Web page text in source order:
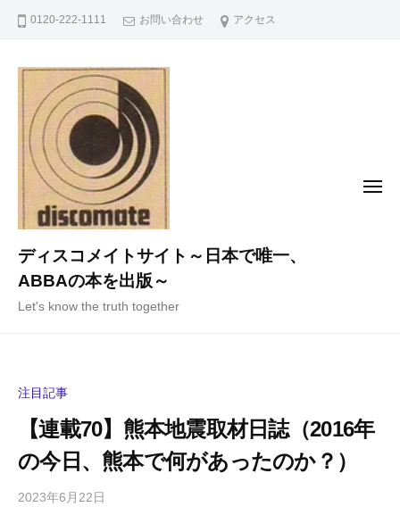
0120-222-1111 お問い合わせ アクセス
ディスコメイトサイト～日本で唯一、
ABBAの本を出版～
Let's know the truth together
メ
注目記事
【連載70】熊本地震取材日誌（2016年
の今日、熊本で何があったのか？）
2023年6月22日